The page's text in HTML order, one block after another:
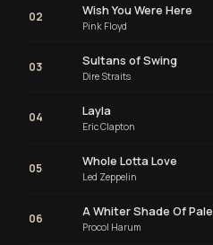
02 Wish You Were Here
Pink Floyd
03 Sultans of Swing
Dire Straits
04 Layla
Eric Clapton
05 Whole Lotta Love
Led Zeppelin
06 A Whiter Shade Of Pale
Procol Harum